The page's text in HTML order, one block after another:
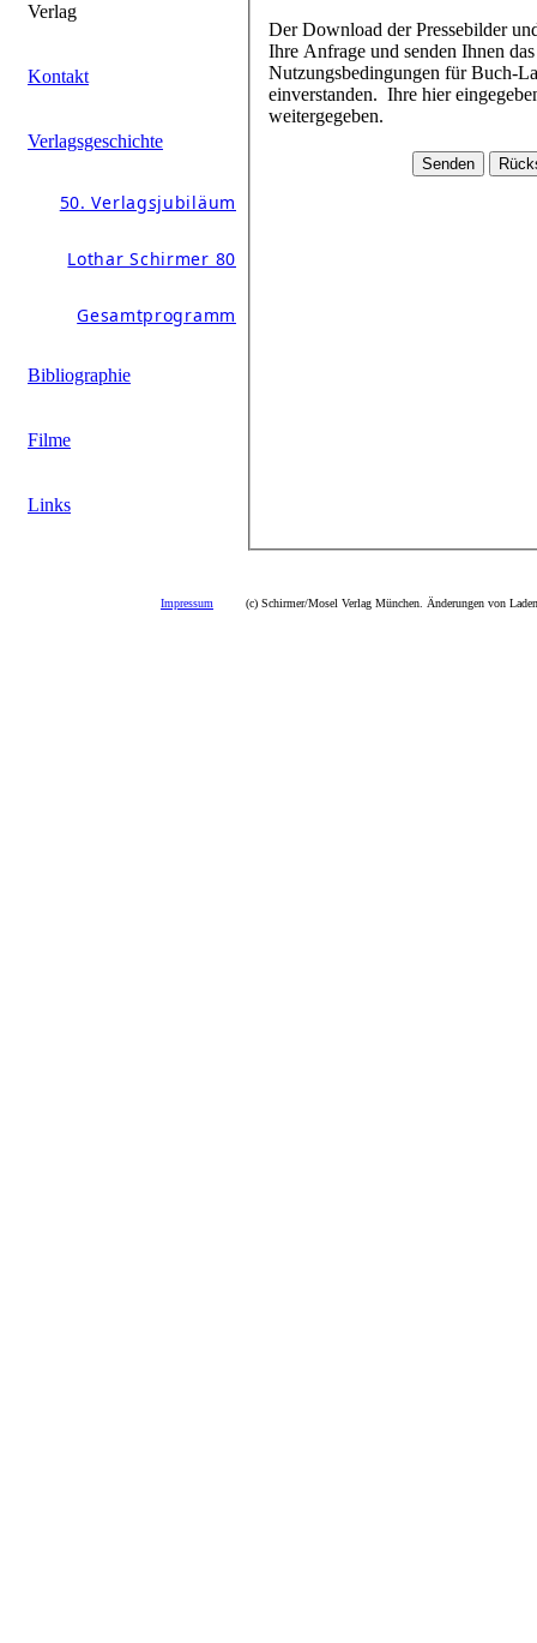
Verlag
Kontakt
Verlagsgeschichte
50. Verlagsjubiläum
Lothar Schirmer 80
Gesamtprogramm
Bibliographie
Filme
Links
Der Download der Pressebilder und Layouts ist für jeden Titel mit einem gesonderten Passwort geschützt. Gerne bearbeiten wir
Ihre Anfrage und senden Ihnen das Passwort schnellstmöglich zu. Mit dem Download der Daten erklären Sie sich mit den
Nutzungsbedingungen für Buch-Layouts und Pressebilder (beim jeweiligen Buchtitel im Pressebereich hinterlegt)
einverstanden. Ihre hier eingegebenen Daten werden durch Schirmer/Mosel nicht an andere Personen oder Unternehmen
weitergegeben.
Impressum (c) Schirmer/Mosel Verlag München. Änderungen von